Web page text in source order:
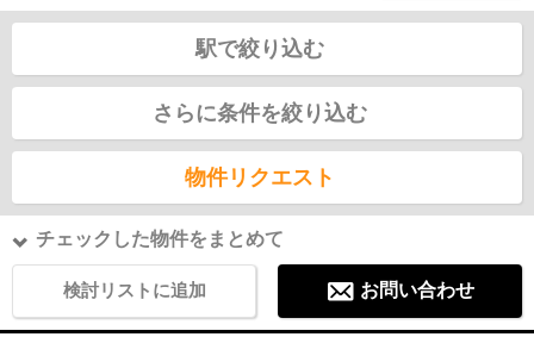
駅で絞り込む
さらに条件を絞り込む
物件リクエスト
チェックした物件をまとめて
検討リストに追加 お問い合わせ